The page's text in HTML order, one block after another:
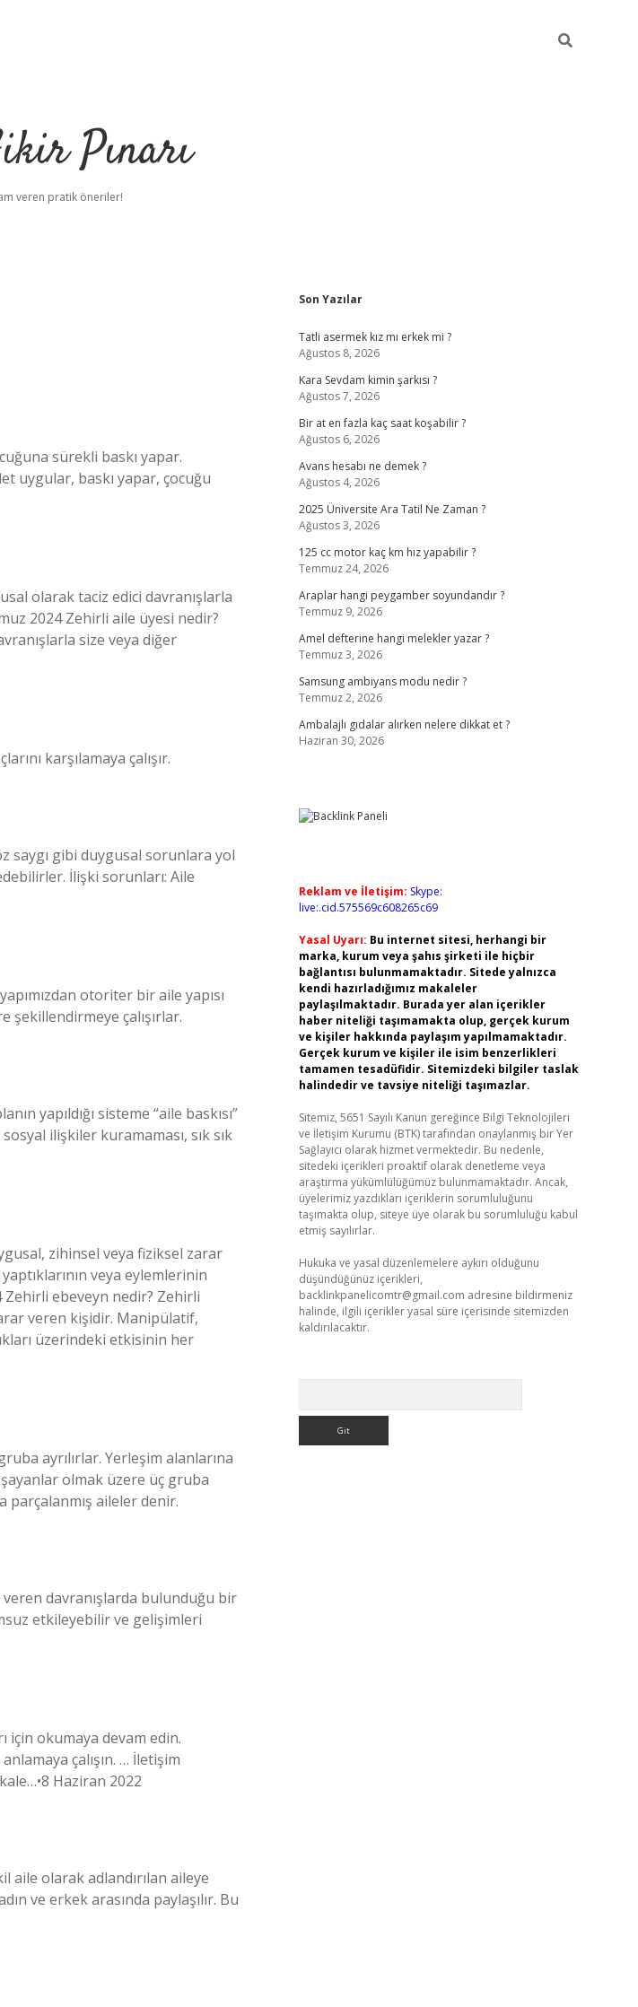
Pınarı
veren pratik öneriler!
sürekli baskı yapar.
uygular, baskı yapar, çocuğu
olarak taciz edici davranışlarla
2024 Zehirli aile üyesi nedir?
size veya diğer
karşılamaya çalışır.
saygı gibi duygusal sorunlara yol
İlişki sorunları: Aile
otoriter bir aile yapısı
şekillendirmeye çalışırlar.
yapıldığı sisteme “aile baskısı”
ilişkiler kuramaması, sık sık
zihinsel veya fiziksel zarar
veya eylemlerinin
ebeveyn nedir? Zehirli
veren kişidir. Manipülatif,
üzerindeki etkisinin her
ayrılırlar. Yerleşim alanlarına
olmak üzere üç gruba
parçalanmış aileler denir.
davranışlarda bulunduğu bir
etkileyebilir ve gelişimleri
için okumaya devam edin.
çalışın. … İletişim
Haziran 2022
aile olarak adlandırılan aileye
ve erkek arasında paylaşılır. Bu
Sidebar
Son Yazılar
Tatli asermek kız mı erkek mi ?
Ağustos 8, 2026
Kara Sevdam kimin şarkısı ?
Ağustos 7, 2026
Bir at en fazla kaç saat koşabilir ?
Ağustos 6, 2026
Avans hesabı ne demek ?
Ağustos 4, 2026
2025 Üniversite Ara Tatil Ne Zaman ?
Ağustos 3, 2026
125 cc motor kaç km hız yapabilir ?
Temmuz 24, 2026
Araplar hangi peygamber soyundandır ?
Temmuz 9, 2026
Amel defterine hangi melekler yazar ?
Temmuz 3, 2026
Samsung ambiyans modu nedir ?
Temmuz 2, 2026
Ambalajlı gıdalar alırken nelere dikkat et ?
Haziran 30, 2026
Reklam ve İletişim: Skype:
live:.cid.575569c608265c69
Yasal Uyarı: Bu internet sitesi, herhangi bir
marka, kurum veya şahıs şirketi ile hiçbir
bağlantısı bulunmamaktadır. Sitede yalnızca
kendi hazırladığımız makaleler
paylaşılmaktadır. Burada yer alan içerikler
haber niteliği taşımamakta olup, gerçek kurum
ve kişiler hakkında paylaşım yapılmamaktadır.
Gerçek kurum ve kişiler ile isim benzerlikleri
tamamen tesadüfidir. Sitemizdeki bilgiler taslak
halindedir ve tavsiye niteliği taşımazlar.
Sitemiz, 5651 Sayılı Kanun gereğince Bilgi Teknolojileri
ve İletişim Kurumu (BTK) tarafından onaylanmış bir Yer
Sağlayıcı olarak hizmet vermektedir. Bu nedenle,
sitedeki içerikleri proaktif olarak denetleme veya
araştırma yükümlülüğümüz bulunmamaktadır. Ancak,
üyelerimiz yazdıkları içeriklerin sorumluluğunu
taşımakta olup, siteye üye olarak bu sorumluluğu kabul
etmiş sayılırlar.
Hukuka ve yasal düzenlemelere aykırı olduğunu
düşündüğünüz içerikleri,
backlinkpanelicomtr@gmail.com adresine bildirmeniz
halinde, ilgili içerikler yasal süre içerisinde sitemizden
kaldırılacaktır.